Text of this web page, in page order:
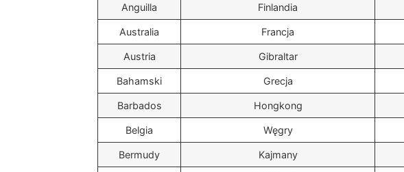
Anguilla Finlandia
Australia Francja
Austria Gibraltar
Bahamski Grecja
Barbados Hongkong
Belgia Węgry
Bermudy Kajmany